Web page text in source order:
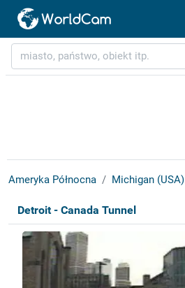
Ameryka Północna Michigan (USA)
Detroit - Canada Tunnel